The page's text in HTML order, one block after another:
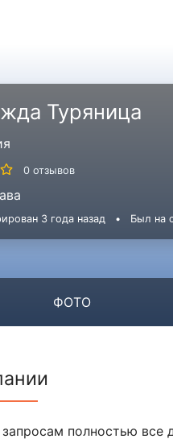
Туряница
0 отзывов
3 года назад • Был на
ФОТО
полностью все